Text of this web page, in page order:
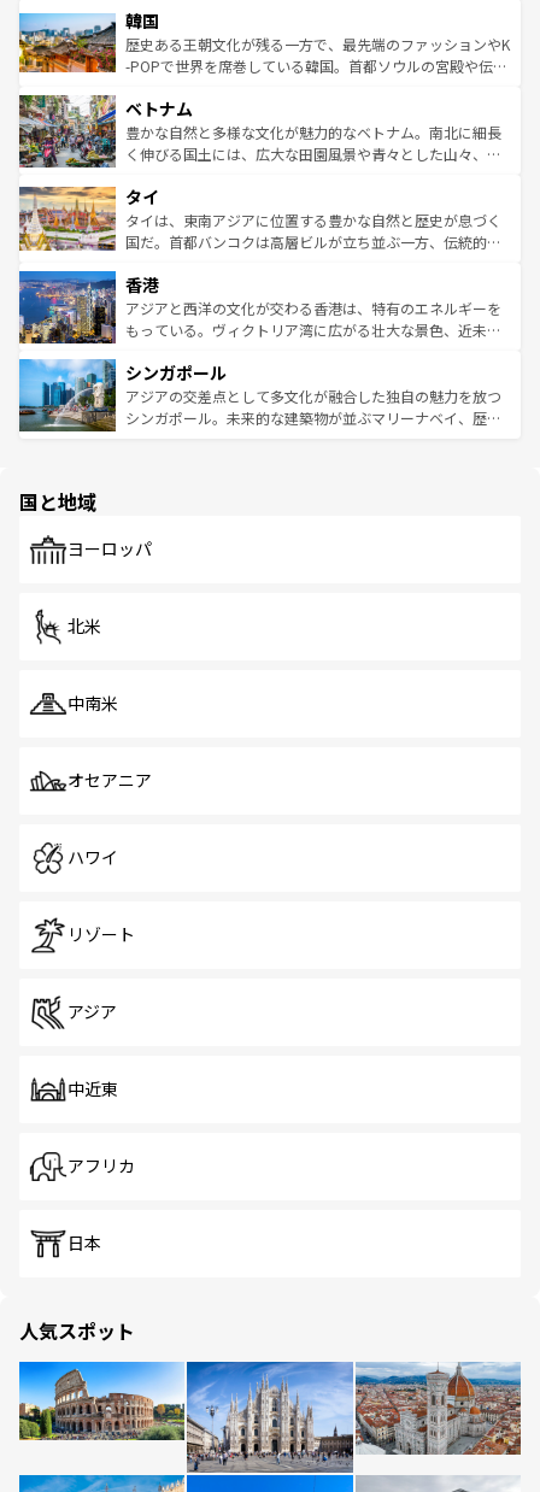
はコンテンツ一覧
いる。アクティビティも充実しており、サーフィンやダイ
ビング、ハイキングなど、アウトドア好きにはたまらな
い。オーストラリアの多彩な魅力を存分に味わいつくそ
参照してほしい。
ン）、静ひつな山岳地帯である台湾東部など、都市の喧騒
と山間の静けさが共存しており、訪れる人に新しい発見と
驚きをもたらしてくれる。また、奥深い台湾の食文化も魅
容にもいいと評判のスイーツなど、バラエティ豊かな料理
が味わえる。 なお、新着の台湾情報は コンテンツ一覧を参
照してほしい。
韓国
歴史ある王朝文化が残る一方で、最先端のファッションやK
-POPで世界を席巻している韓国。首都ソウルの宮殿や伝統
き、地方に足を延ばせば四季折々の自然美を楽しむことが
できる。そして、キムチや焼肉、絶品のストリートフード
まで、さまざまな韓国料理が待っている。夜には、韓国な
リティに包まれながら、韓国の多彩な魅力を心ゆくまで味
わってみてほしい。 なお、新着の韓国情報はコンテンツ一
覧を参照してほしい。
ベトナム
豊かな自然と多様な文化が魅力的なベトナム。南北に細長
く伸びる国土には、広大な田園風景や青々とした山々、世
急速な発展と共に伝統が息づく。ハノイの古い町並みやホ
ーチミン市のフランス統治時代の建物も、独特の雰囲気を
醸し出している。また、バラエティの豊かさとおいしさで
とつ。フォーやバインミー、ベトナムコーヒーなどは、ぜ
ひ現地で味わいたい。どの地域を訪れてもあたたかい人々
が旅行者を迎えてくれるので、きっと忘れられない旅にな
参照してほしい。
タイ
タイは、東南アジアに位置する豊かな自然と歴史が息づく
国だ。首都バンコクは高層ビルが立ち並ぶ一方、伝統的な
の活気が交差している。北部ではチェンマイなどの山岳地
帯で自然と触れ合い、南部ではプーケットやクラビの美し
いビーチでリゾート気分を楽しむことができる。タイ料理
激する。気候は一年中温暖で、どの季節にも異なる楽しみ
が待っている。親しみやすいタイの人々、仏教を中心とし
た文化、そして多様な観光資源が、訪れる旅人を魅了し続
香港
アジアと西洋の文化が交わる香港は、特有のエネルギーを
もっている。ヴィクトリア湾に広がる壮大な景色、近未来
み、どこを訪れても感動するはず。観光スポットが密集し
ており、効率よく見どころを回れるのも魅力。息をのむよ
うな絶景から文化的な体験まで、香港を存分に楽しみ尽く
シンガポール
アジアの交差点として多文化が融合した独自の魅力を放つ
シンガポール。未来的な建築物が並ぶマリーナベイ、歴史
で、ホーカーズは地元の風情を楽しめる外せないスポット
国と地域
ヨーロッパ
北米
中南米
オセアニア
ハワイ
リゾート
アジア
中近東
アフリカ
日本
人気スポット